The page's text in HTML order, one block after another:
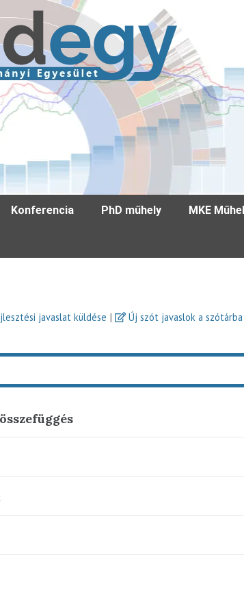
Konferencia PhD műhely MKE
javaslat küldése | Új szót javaslok a szótárba